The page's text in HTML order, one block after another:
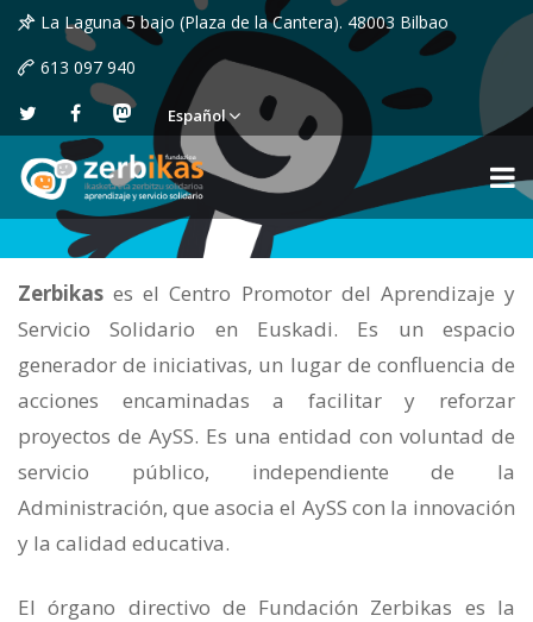
La Laguna 5 bajo (Plaza de la Cantera). 48003 Bilbao
613 097 940
Español
Zerbikas es el Centro Promotor del Aprendizaje y
Servicio Solidario en Euskadi. Es un espacio
generador de iniciativas, un lugar de confluencia de
acciones encaminadas a facilitar y reforzar
proyectos de AySS. Es una entidad con voluntad de
servicio público, independiente de la
Administración, que asocia el AySS con la innovación
y la calidad educativa.
El órgano directivo de Fundación Zerbikas es la